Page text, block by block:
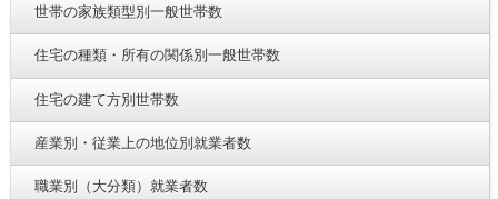
世帯の家族類型別一般世帯数
住宅の種類・所有の関係別一般世帯数
住宅の建て方別世帯数
産業別・従業上の地位別就業者数
職業別（大分類）就業者数